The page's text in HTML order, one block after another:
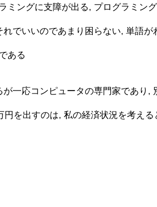
ングに支障が出る, プログラミン
でいいのであまり困らない, 単語が
ある
一応コンピュータの専門家であり,
を出すのは, 私の経済状況を考える